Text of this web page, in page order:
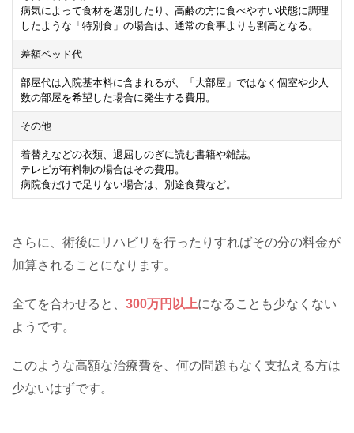
病気によって食材を選別したり、高齢の方に食べやすい状態に調理
したような「特別食」の場合は、通常の食事よりも割高となる。
差額ベッド代
部屋代は入院基本料に含まれるが、「大部屋」ではなく個室や少人
数の部屋を希望した場合に発生する費用。
その他
着替えなどの衣類、退屈しのぎに読む書籍や雑誌。
テレビが有料制の場合はその費用。
病院食だけで足りない場合は、別途食費など。
さらに、術後にリハビリを行ったりすればその分の料金が
加算されることになります。
全てを合わせると、 300万円以上になることも少なくない
ようです。
このような高額な治療費を、何の問題もなく支払える方は
少ないはずです。